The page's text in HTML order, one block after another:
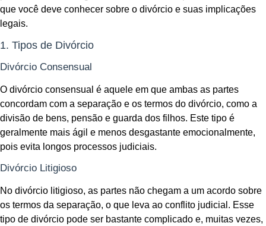
que você deve conhecer sobre o divórcio e suas implicações
legais.
1. Tipos de Divórcio
Divórcio Consensual
O divórcio consensual é aquele em que ambas as partes
concordam com a separação e os termos do divórcio, como a
divisão de bens, pensão e guarda dos filhos. Este tipo é
geralmente mais ágil e menos desgastante emocionalmente,
pois evita longos processos judiciais.
Divórcio Litigioso
No divórcio litigioso, as partes não chegam a um acordo sobre
os termos da separação, o que leva ao conflito judicial. Esse
tipo de divórcio pode ser bastante complicado e, muitas vezes,